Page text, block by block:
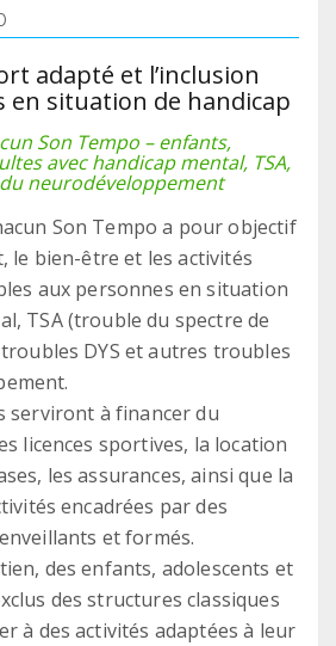
adapté et l’inclusion
en situation de handicap
Son Tempo – enfants,
avec handicap mental, TSA,
neurodéveloppement
Son Tempo a pour objectif
le bien-être et les activités
aux personnes en situation
TSA (trouble du spectre de
troubles DYS et autres troubles
serviront à financer du
licences sportives, la location
les assurances, ainsi que la
encadrées par des
et formés.
des enfants, adolescents et
des structures classiques
à des activités adaptées à leur